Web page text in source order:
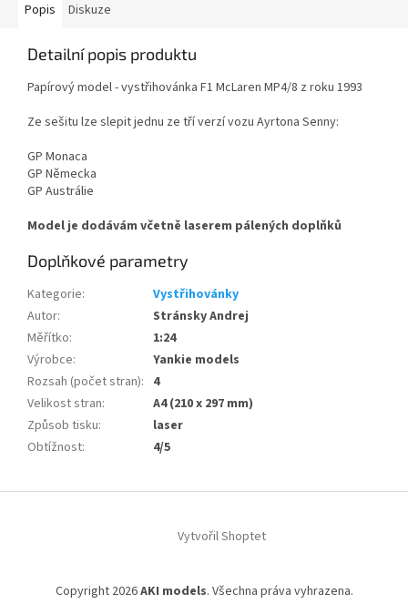
Popis Diskuze
Detailní popis produktu
Papírový model - vystřihovánka F1 McLaren MP4/8 z roku 1993
Ze sešitu lze slepit jednu ze tří verzí vozu Ayrtona Senny:
GP Monaca
GP Německa
GP Austrálie
Model je dodávám včetně laserem pálených doplňků
Doplňkové parametry
Kategorie:
Vystřihovánky
Autor:
Stránsky Andrej
Měřítko:
1:24
Výrobce:
Yankie models
Rozsah (počet stran): 4
Velikost stran:
A4 (210 x 297 mm)
Způsob tisku:
laser
Obtížnost: 4/5
Vytvořil Shoptet
Copyright 2026AKI models. Všechna práva vyhrazena.